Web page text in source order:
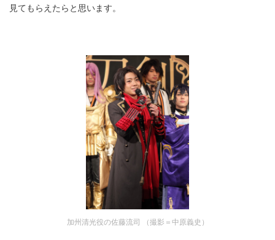
見てもらえたらと思います。
加州清光役の佐藤流司 （撮影＝中原義史）